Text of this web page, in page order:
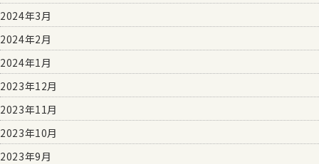
2024年3月
2024年2月
2024年1月
2023年12月
2023年11月
2023年10月
2023年9月